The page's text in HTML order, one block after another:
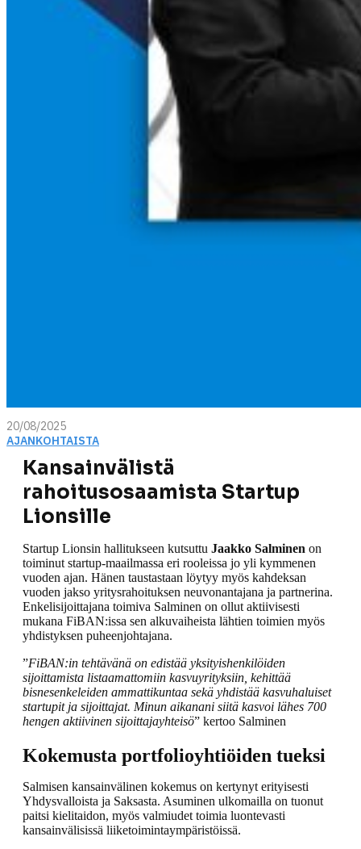
20/08/2025
AJANKOHTAISTA
Kansainvälistä
rahoitusosaamista Startup
Lionsille
Startup Lionsin hallitukseen kutsuttu Jaakko Salminen on
toiminut startup-maailmassa eri rooleissa jo yli kymmenen
vuoden ajan. Hänen taustastaan löytyy myös kahdeksan
vuoden jakso yritysrahoituksen neuvonantajana ja partnerina.
Enkelisijoittajana toimiva Salminen on ollut aktiivisesti
mukana FiBAN:issa sen alkuvaiheista lähtien toimien myös
yhdistyksen puheenjohtajana.
”FiBAN:in tehtävänä on edistää yksityishenkilöiden
sijoittamista listaamattomiin kasvuyrityksiin, kehittää
bisnesenkeleiden ammattikuntaa sekä yhdistää kasvuhaluiset
startupit ja sijoittajat. Minun aikanani siitä kasvoi lähes 700
hengen aktiivinen sijoittajayhteisö” kertoo Salminen
Kokemusta portfolioyhtiöiden tueksi
Salmisen kansainvälinen kokemus on kertynyt erityisesti
Yhdysvalloista ja Saksasta. Asuminen ulkomailla on tuonut
paitsi kielitaidon, myös valmiudet toimia luontevasti
kansainvälisissä liiketoimintaympäristöissä.